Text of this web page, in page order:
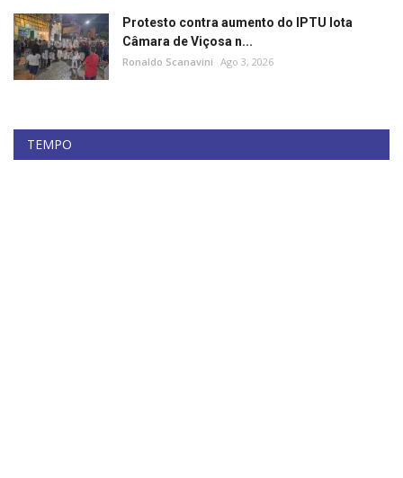
Protesto contra aumento do IPTU lota
Câmara de Viçosa n...
Ronaldo Scanavini Ago 3, 2026
TEMPO